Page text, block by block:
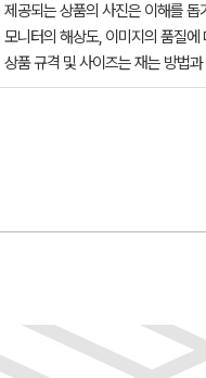
제공되는 상품의 사진은 이해를
모니터의 해상도, 이미지의 품질
상품 규격 및 사이즈는 재는 방법